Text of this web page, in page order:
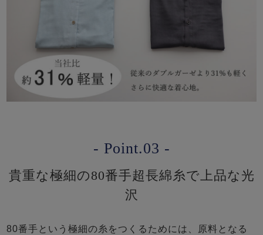
- Point.03 -
貴重な極細の80番手超長綿糸で上品な光
沢
80番手という極細の糸をつくるためには、原料となる